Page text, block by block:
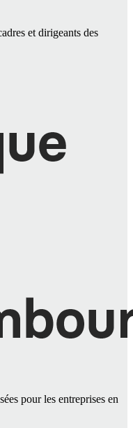
et dirigeants des
pour les entreprises en